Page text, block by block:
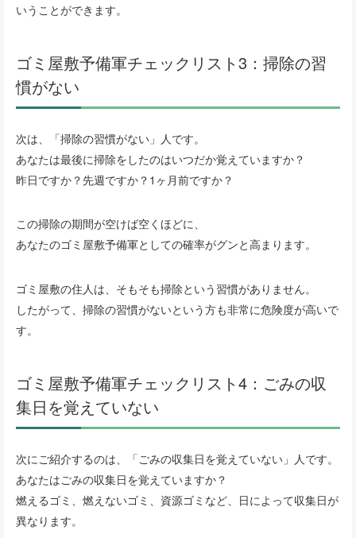
いうことができます。
ゴミ屋敷予備軍チェックリスト3：掃除の習
慣がない
次は、「掃除の習慣がない」人です。
あなたは最後に掃除をしたのはいつだか覚えていますか？
昨日ですか？先週ですか？1ヶ月前ですか？
この掃除の期間が空けば空くほどに、
あなたのゴミ屋敷予備軍としての確率がグンと高まります。
ゴミ屋敷の住人は、そもそも掃除という習慣がありません。
したがって、掃除の習慣がないという方も非常に危険度が高いで
す。
ゴミ屋敷予備軍チェックリスト4：ごみの収
集日を覚えていない
次にご紹介するのは、「ごみの収集日を覚えていない」人です。
あなたはごみの収集日を覚えていますか？
燃えるゴミ、燃えないゴミ、資源ゴミなど、日によって収集日が
異なります。